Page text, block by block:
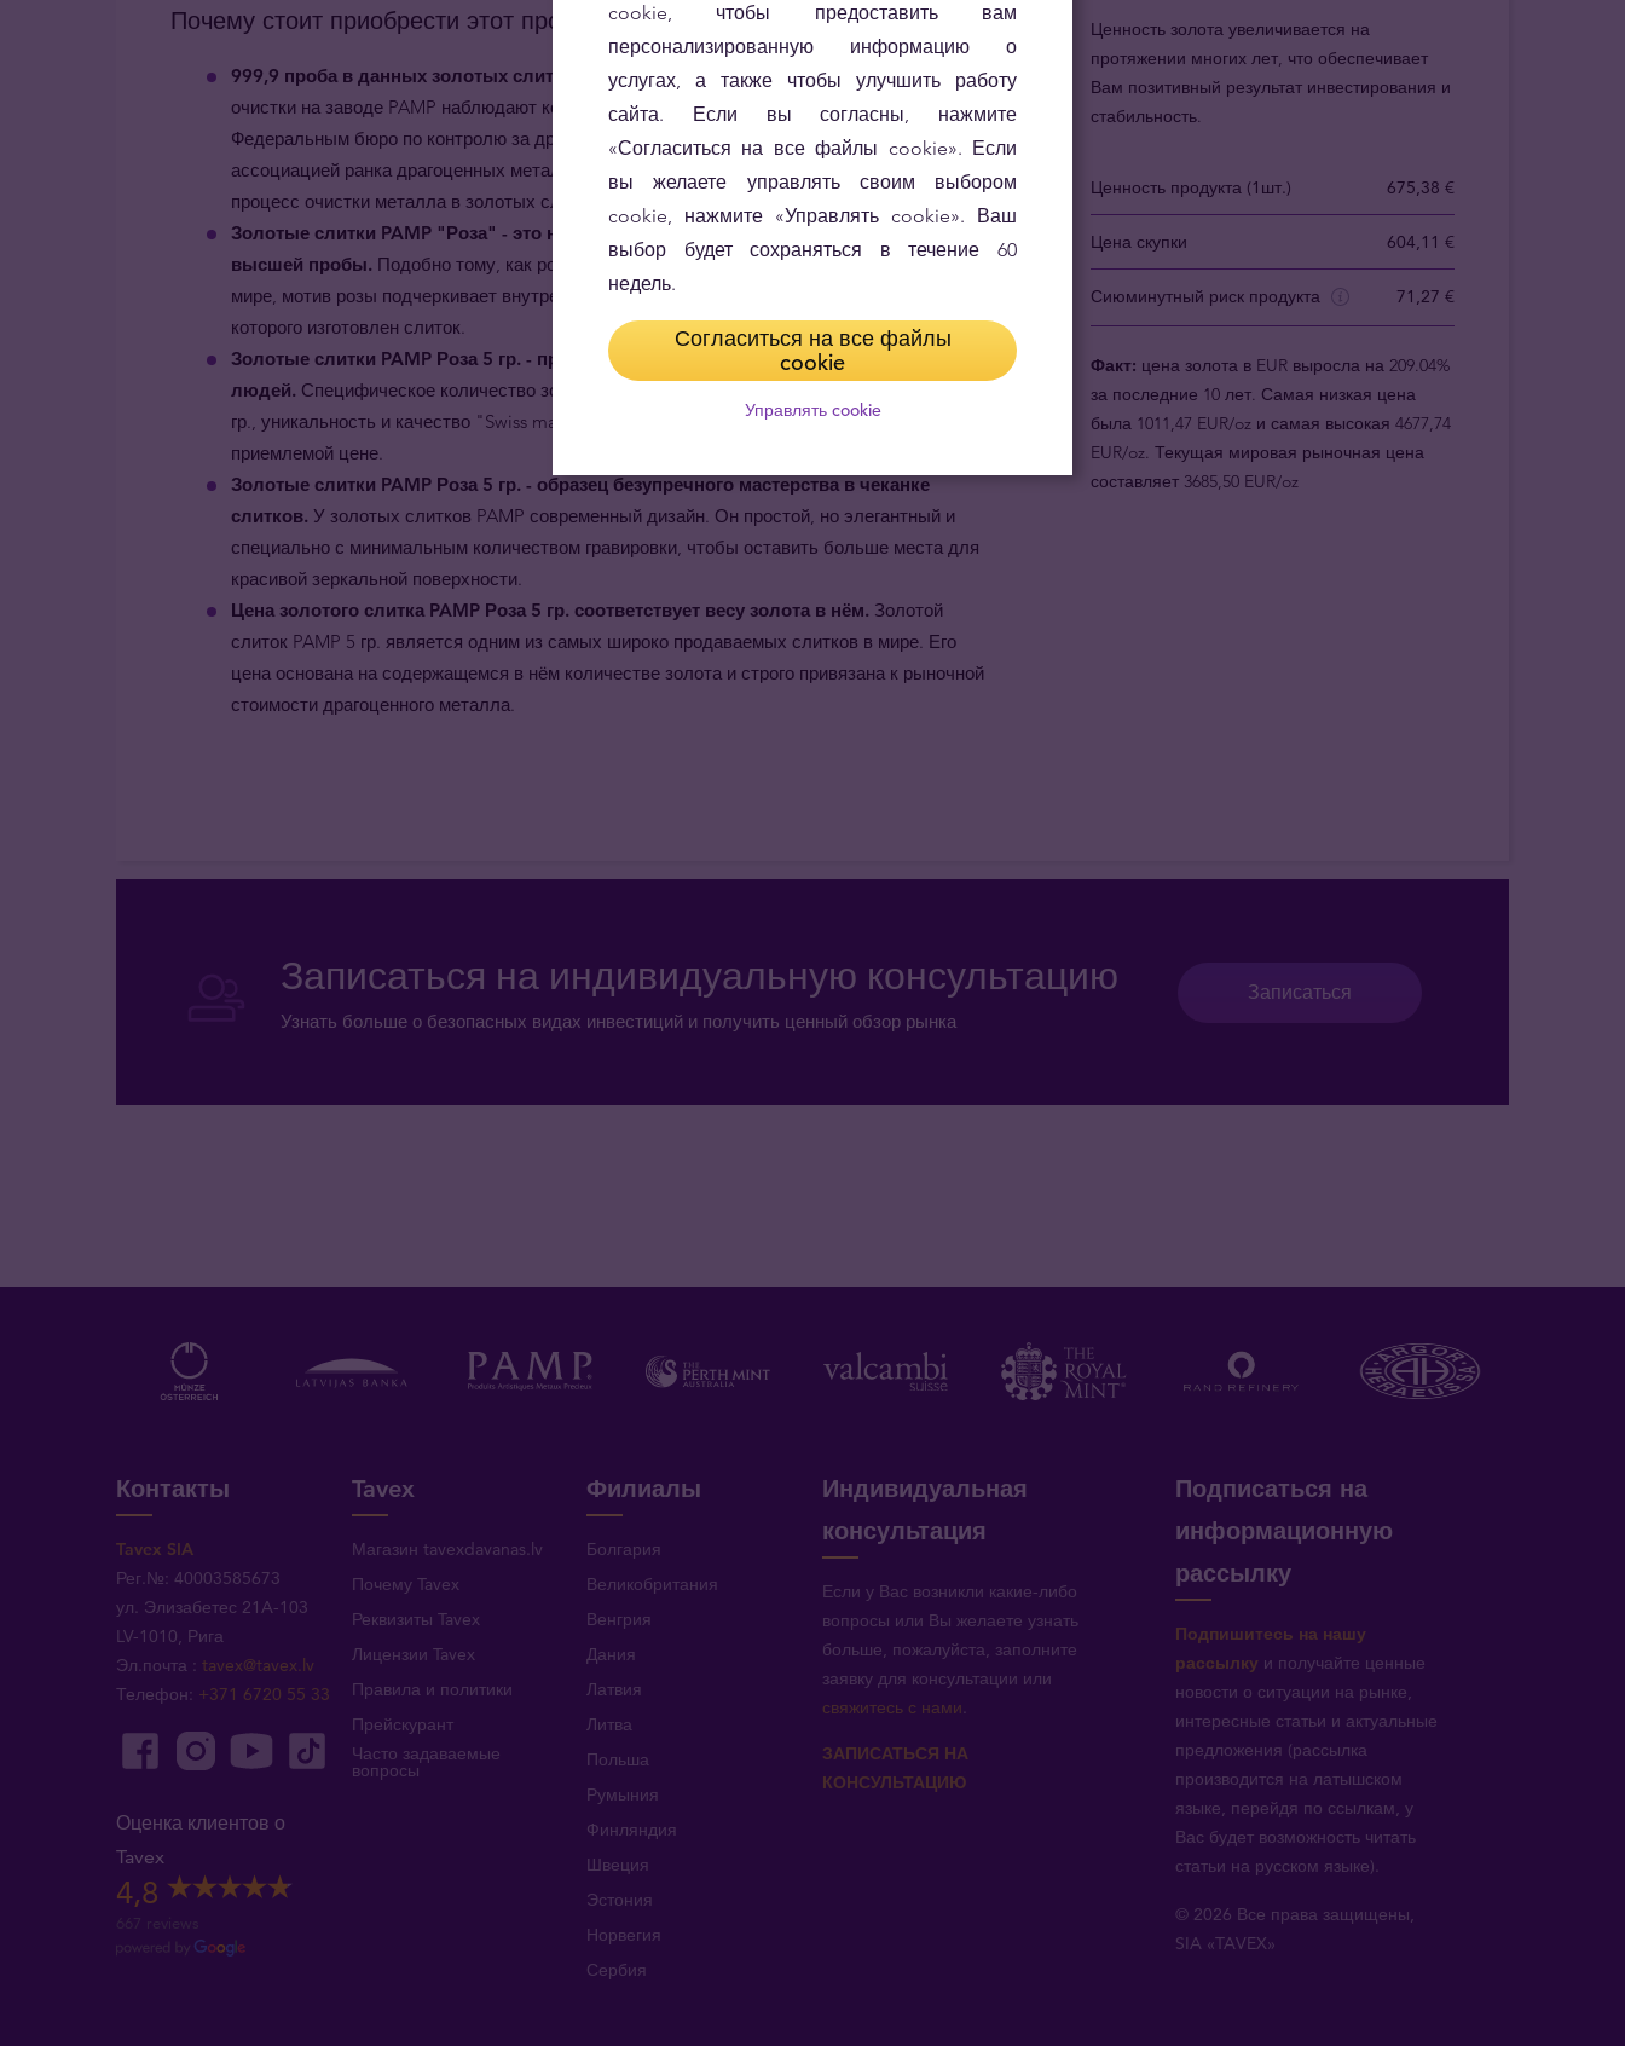
Почему стоит приобрести этот продукт
999,9 проба в данных золотых слитках гарантирована.За производством и процессом
очистки на заводе PAMP наблюдают контроллёры, аккредитованные швейцарским
Федеральным бюро по контролю за драгоценными металлами, и LBMA (Лондонской
ассоциацией ранка драгоценных металлов), что гарантирует строгий контроль качества и
процесс очистки металла в золотых слитках PAMP.
Золотые слитки PAMP "Роза" - это настоящее произведение искусства из золота
высшей пробы. Подобно тому, как роза является самым величественным цветком в
мире, мотив розы подчеркивает внутреннюю красоту и ценность драгоценного металла, из
которого изготовлен слиток.
Золотые слитки PAMP Роза 5 гр. - прекрасные подарки для любимых и близких
людей. Специфическое количество золота, содержащееся в слитке весом 5
гр., уникальность и качество "Swiss made", делает его прекрасным подарком по
приемлемой цене.
Золотые слитки PAMP Роза 5 гр. - образец безупречного мастерства в чеканке
слитков. У золотых слитков PAMP современный дизайн. Он простой, но элегантный и
специально с минимальным количеством гравировки, чтобы оставить больше места для
красивой зеркальной поверхности.
Цена золотого слитка PAMP Роза 5 гр. соответствует весу золота в нём. Золотой
слиток PAMP 5 гр. является одним из самых широко продаваемых слитков в мире. Его
цена основана на содержащемся в нём количестве золота и строго привязана к рыночной
стоимости драгоценного металла.
Ценность золота увеличивается на
протяжении многих лет, что обеспечивает
Вам позитивный результат инвестирования и
стабильность.
Ценность продукта (1шт.) 675,38 €
Цена скупки 604,11 €
Сиюминутный риск продукта 71,27 €
Факт: цена золота в EUR выросла на 209.04%
за последние 10 лет. Самая низкая цена
была 1011,47 EUR/oz и самая высокая 4677,74
EUR/oz. Текущая мировая рыночная цена
составляет 3685,50 EUR/oz
Записаться на индивидуальную консультацию
Узнать больше о безопасных видах инвестиций и получить ценный обзор рынка
Записаться
Контакты
Tavex SIA
Рег.№: 40003585673
ул. Элизабетес 21A-103
LV-1010, Рига
Эл.почта :tavex@tavex.lv
Телефон: +371 6720 55 33
Оценка клиентов о
Tavex
4,8
667 reviews
Tavex
Магазин tavexdavanas.lv
Почему Tavex
Реквизиты Tavex
Лицензии Tavex
Правила и политики
Прейскурант
Часто задаваемые
вопросы
Филиалы
Болгария
Великобритания
Венгрия
Дания
Латвия
Литва
Польша
Румыния
Финляндия
Швеция
Эстония
Норвегия
Сербия
Индивидуальная
консультация
Если у Вас возникли какие-либо
вопросы или Вы желаете узнать
больше, пожалуйста, заполните
заявку для консультации или
свяжитесь с нами.
ЗАПИСАТЬСЯ НА
КОНСУЛЬТАЦИЮ
Подписаться на
информационную
рассылку
Подпишитесь на нашу
рассылку и получайте ценные
новости о ситуации на рынке,
интересные статьи и актуальные
предложения (рассылка
производится на латышском
языке, перейдя по ссылкам, у
Вас будет возможность читать
статьи на русском языке).
© 2026 Все права защищены,
SIA «TAVEX»
cookie, чтобы предоставить вам
персонализированную информацию о
услугах, а также чтобы улучшить работу
сайта. Если вы согласны, нажмите
«Согласиться на все файлы cookie». Если
вы желаете управлять своим выбором
cookie, нажмите «Управлять cookie». Ваш
выбор будет сохраняться в течение 60
недель.
Согласиться на все файлы
cookie
Управлять cookie